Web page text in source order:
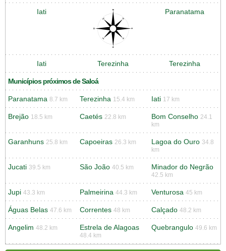
Iati Paranatama
Iati Terezinha Terezinha
Municípios próximos de Saloá
Paranatama 8.7 km Terezinha 15.4 km Iati 17 km
Brejão 18.5 km Caetés 22.8 km Bom Conselho 24.1
km
Garanhuns 25.8 km Capoeiras 26.3 km Lagoa do Ouro 34.8
km
Jucati 39.5 km São João 40.5 km Minador do Negrão
42.5 km
Jupi 43.3 km Palmeirina 44.3 km Venturosa 45 km
Águas Belas 47.6 km Correntes 48 km Calçado 48.2 km
Angelim 48.2 km Estrela de Alagoas
48.4 km
Quebrangulo 49.6 km